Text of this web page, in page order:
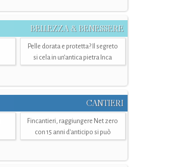
BELLEZZA & BENESSERE
Pelle dorata e protetta? Il segreto
si cela in un’antica pietra Inca
CANTIERI
Fincantieri, raggiungere Net zero
con 15 anni d'anticipo si può